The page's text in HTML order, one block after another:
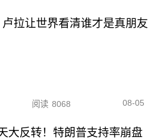
拉让世界看清谁才是真朋友
阅读 8068 08-05
大反转！特朗普支持率崩盘